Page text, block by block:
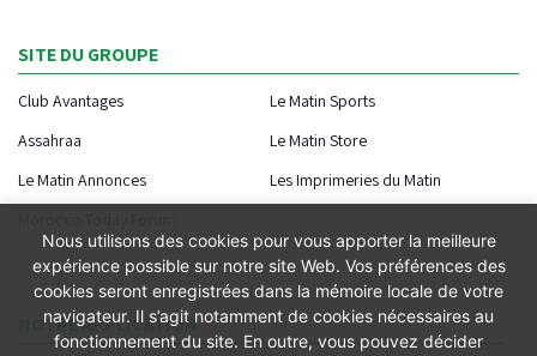
SITE DU GROUPE
Club Avantages
Le Matin Sports
Assahraa
Le Matin Store
Le Matin Annonces
Les Imprimeries du Matin
NOTRE APPLICATION
Nous utilisons des cookies pour vous apporter la meilleure
expérience possible sur notre site Web. Vos préférences des
cookies seront enregistrées dans la mémoire locale de votre
navigateur. Il s’agit notamment de cookies nécessaires au
fonctionnement du site. En outre, vous pouvez décider